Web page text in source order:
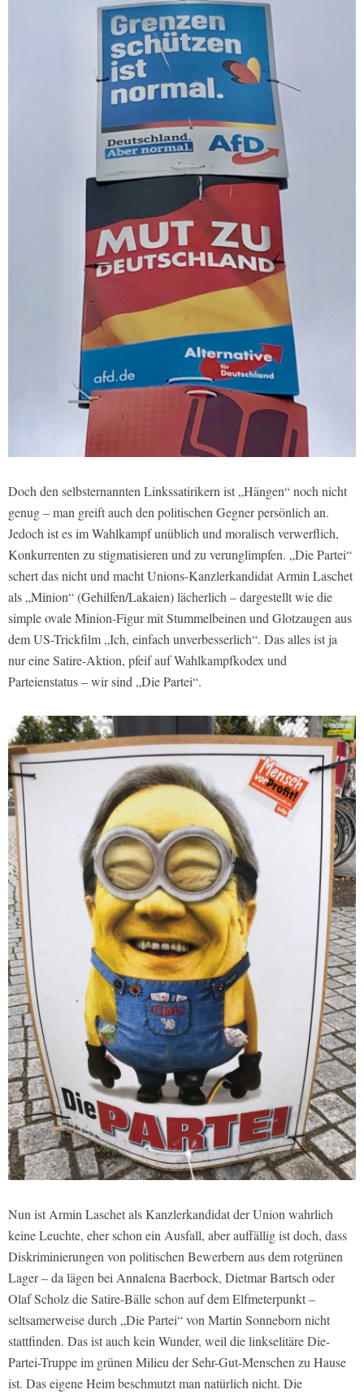
Doch den selbsternannten Linkssatirikern ist „Hängen“ noch nicht
genug – man greift auch den politischen Gegner persönlich an.
Jedoch ist es im Wahlkampf unüblich und moralisch verwerflich,
Konkurrenten zu stigmatisieren und zu verunglimpfen. „Die Partei“
schert das nicht und macht Unions-Kanzlerkandidat Armin Laschet
als „Minion“ (Gehilfen/Lakaien) lächerlich – dargestellt wie die
simple ovale Minion-Figur mit Stummelbeinen und Glotzaugen aus
dem US-Trickfilm „Ich, einfach unverbesserlich“. Das alles ist ja
nur eine Satire-Aktion, pfeif auf Wahlkampfkodex und
Parteienstatus – wir sind „Die Partei“.
Nun ist Armin Laschet als Kanzlerkandidat der Union wahrlich
keine Leuchte, eher schon ein Ausfall, aber auffällig ist doch, dass
Diskriminierungen von politischen Bewerbern aus dem rotgrünen
Lager – da lägen bei Annalena Baerbock, Dietmar Bartsch oder
Olaf Scholz die Satire-Bälle schon auf dem Elfmeterpunkt –
seltsamerweise durch „Die Partei“ von Martin Sonneborn nicht
stattfinden. Das ist auch kein Wunder, weil die linkselitäre Die-
Partei-Truppe im grünen Milieu der Sehr-Gut-Menschen zu Hause
ist. Das eigene Heim beschmutzt man natürlich nicht. Die